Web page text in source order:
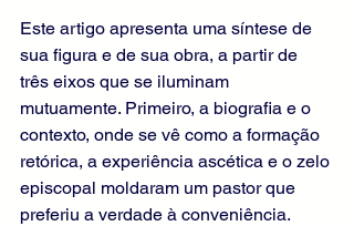
Este artigo apresenta uma síntese de
sua figura e de sua obra, a partir de
três eixos que se iluminam
mutuamente. Primeiro, a biografia e o
contexto, onde se vê como a formação
retórica, a experiência ascética e o zelo
episcopal moldaram um pastor que
preferiu a verdade à conveniência.